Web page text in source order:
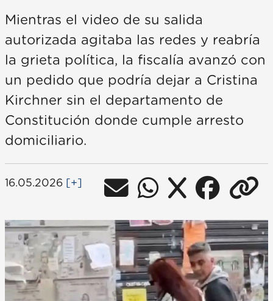
Mientras el video de su salida
autorizada agitaba las redes y reabría
la grieta política, la fiscalía avanzó con
un pedido que podría dejar a Cristina
Kirchner sin el departamento de
Constitución donde cumple arresto
domiciliario.
16.05.2026 [+]